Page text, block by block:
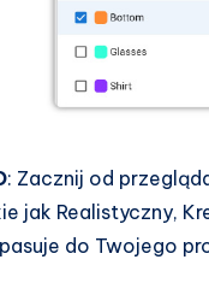
: Zacznij od
jak Realistyczny,
do Twojego